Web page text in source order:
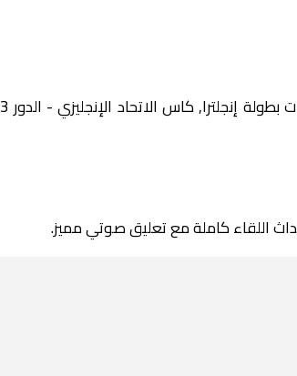
اللقاء كاملة مع تعليق صوتي مميز.